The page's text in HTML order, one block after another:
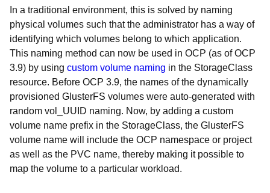
In a traditional environment, this is solved by naming
physical volumes such that the administrator has a way of
identifying which volumes belong to which application.
This naming method can now be used in OCP (as of OCP
3.9) by using custom volume naming in the StorageClass
resource. Before OCP 3.9, the names of the dynamically
provisioned GlusterFS volumes were auto-generated with
random vol_UUID naming. Now, by adding a custom
volume name prefix in the StorageClass, the GlusterFS
volume name will include the OCP namespace or project
as well as the PVC name, thereby making it possible to
map the volume to a particular workload.